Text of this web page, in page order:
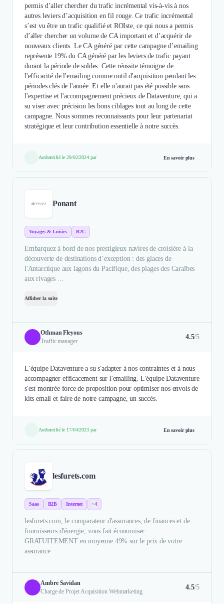
permis d’aller chercher du trafic incrémental vis-à-vis à nos
autres leviers d’acquisition en fil rouge. Ce trafic incrémental
s’est vu être un trafic qualifié et ROIste, ce qui nous a permis
d’aller chercher un volume de CA important et d’acquérir de
nouveaux clients. Le CA généré par cette campagne d’emailing
représente 19% du CA généré par les leviers de trafic payant
durant la période de soldes. Cette réussite témoigne de
l'efficacité de l'emailing comme outil d'acquisition pendant les
périodes clés de l'année. Et elle n'aurait pas été possible sans
l'expertise et l'accompagnement précieux de Dataventure, qui a
su viser avec précision les bons ciblages tout au long de cette
campagne. Nous sommes reconnaissants pour leur partenariat
stratégique et leur contribution essentielle à notre succès.
Authentifié le 29/02/2024 par En savoir plus
Ponant
Voyages & Loisirs B2C
Embarquez à bord de nos prestigieux navires de croisière à la
découverte de destinations d’exception : des glaces de
l'Antarctique aux lagons du Pacifique, des plages des Caraïbes
aux rivages ...
Afficher la suite
Othman Fleyous
Traffic manager
4.5/5
L'équipe Dataventure a su s'adapter à nos contraintes et à nous
accompagner efficacement sur l'emailing. L'équipe Dataventure
s'est montrée force de proposition pour optimiser nos envois de
kits email et faire de notre campagne, un succès.
Authentifié le 17/04/2023 par En savoir plus
lesfurets.com
Saas B2B Internet +4
lesfurets.com, le comparateur d'assurances, de finances et de
fournisseurs d'énergie, vous fait économiser
GRATUITEMENT en moyenne 49% sur le prix de votre
assurance
Ambre Savidan
Charge de Projet Acquisition Webmarketing
4.5/5